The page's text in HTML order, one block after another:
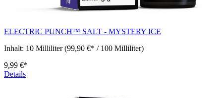
ELECTRIC PUNCH™ SALT - MYSTERY ICE
Inhalt: 10 Milliliter(99,90 €* / 100 Milliliter)
9,99 €*
Details